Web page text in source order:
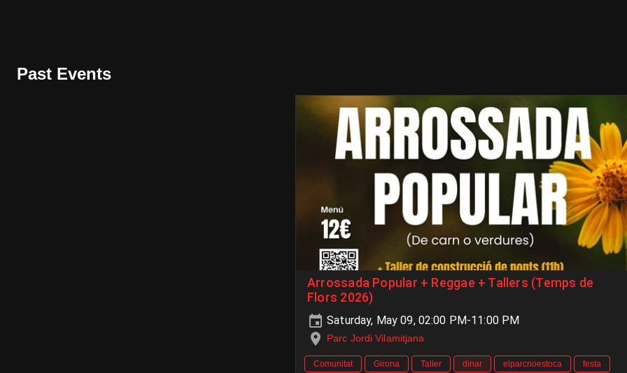
Past Events
Arrossada Popular + Reggae + Tallers (Temps de
Flors 2026)
Saturday, May 09, 02:00 PM-11:00 PM
Parc Jordi Vilamitjana
Comunitat Girona Taller dinar elparcnoestoca festa